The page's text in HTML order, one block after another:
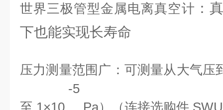
世界三极管型金属电离真空计 ：
下也能实现长寿命
压力测量范围广：可测量从大气
至 1×10
-5
Pa）（连接选购件